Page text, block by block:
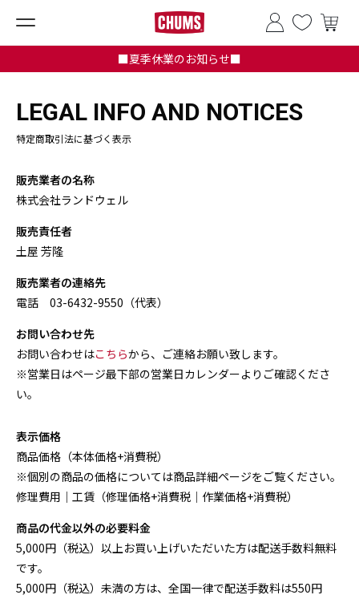
■夏季休業のお知らせ■
LEGAL INFO AND NOTICES
特定商取引法に基づく表示
販売業者の名称
株式会社ランドウェル
販売責任者
土屋 芳隆
販売業者の連絡先
電話 03-6432-9550（代表）
お問い合わせ先
お問い合わせはこちらから、ご連絡お願い致します。
※営業日はページ最下部の営業日カレンダーよりご確認くださ
い。
表示価格
商品価格（本体価格+消費税）
※個別の商品の価格については商品詳細ページをご覧ください。
修理費用｜工賃（修理価格+消費税｜作業価格+消費税）
商品の代金以外の必要料金
5,000円（税込）以上お買い上げいただいた方は配送手数料無料
です。
5,000円（税込）未満の方は、全国一律で配送手数料は550円